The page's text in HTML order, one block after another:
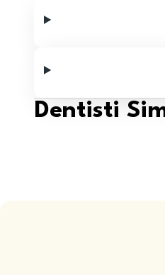
Dentisti